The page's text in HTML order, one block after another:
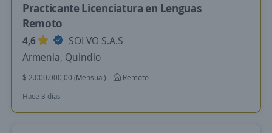
Practicante Licenciatura en Lenguas
Remoto
4,6
SOLVO S.A.S
Armenia, Quindio
$ 2.000.000,00 (Mensual)
Remoto
Hace 3 días